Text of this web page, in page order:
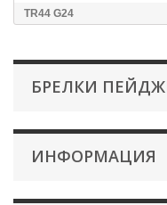
TR44 G24
БРЕЛКИ
ИНФОРМАЦИЯ